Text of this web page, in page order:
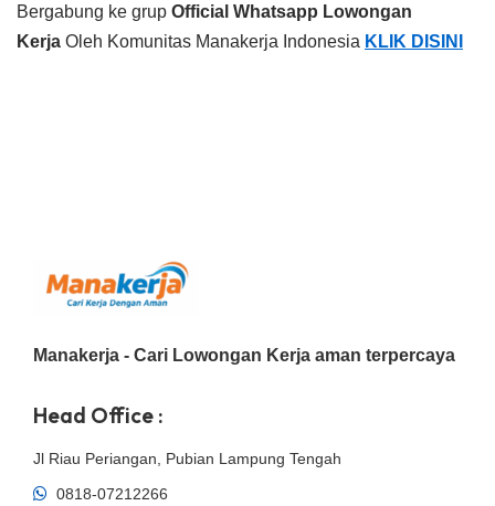
Bergabung ke grup Official Whatsapp Lowongan
Kerja Oleh Komunitas Manakerja Indonesia KLIK DISINI
Manakerja - Cari Lowongan Kerja aman terpercaya
Head Office :
Jl Riau Periangan, Pubian Lampung Tengah
0818-07212266